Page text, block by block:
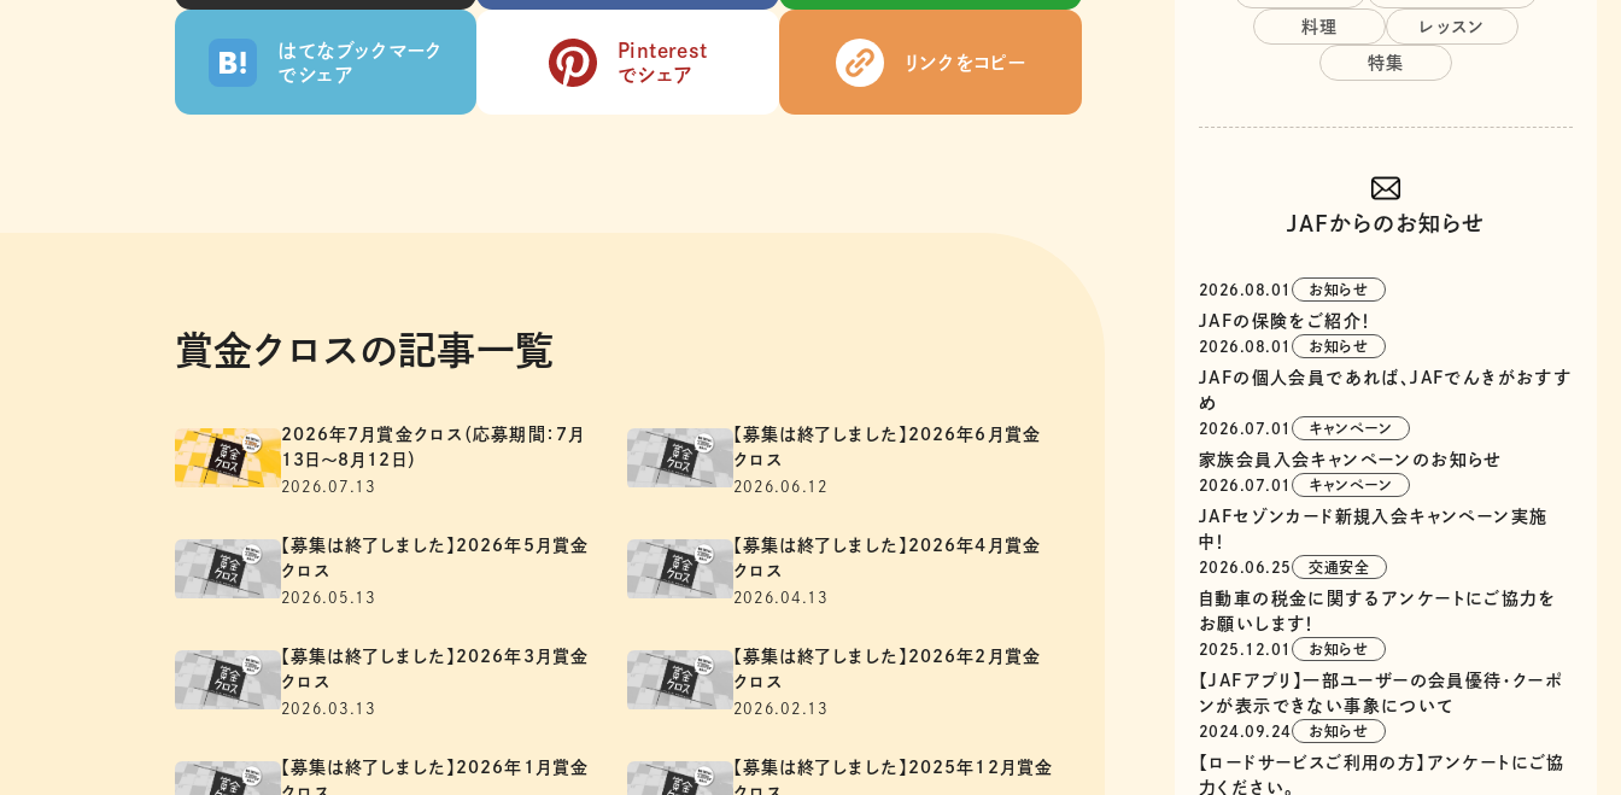
はてなブックマーク
でシェア
Pinterest
でシェア
リンクをコピー
賞金クロスの記事一覧
2026年7月賞金クロス（応募期間：7月
13日～8月12日）
2026.07.13
【募集は終了しました】2026年6月賞金
クロス
2026.06.12
【募集は終了しました】2026年5月賞金
クロス
2026.05.13
【募集は終了しました】2026年4月賞金
クロス
2026.04.13
【募集は終了しました】2026年3月賞金
クロス
2026.03.13
【募集は終了しました】2026年2月賞金
クロス
2026.02.13
【募集は終了しました】2026年1月賞金
【募集は終了しました】2025年12月賞金
料理 レッスン
特集
JAFからのお知らせ
2026.08.01 お知らせ
JAFの保険をご紹介！
2026.08.01 お知らせ
JAFの個人会員であれば、JAFでんきがおすす
め
2026.07.01 キャンペーン
家族会員入会キャンペーンのお知らせ
2026.07.01 キャンペーン
JAFセゾンカード新規入会キャンペーン実施
中！
2026.06.25 交通安全
自動車の税金に関するアンケートにご協力を
お願いします！
2025.12.01 お知らせ
【JAFアプリ】一部ユーザーの会員優待・クーポ
ンが表示できない事象について
2024.09.24 お知らせ
【ロードサービスご利用の方】アンケートにご協
力ください。